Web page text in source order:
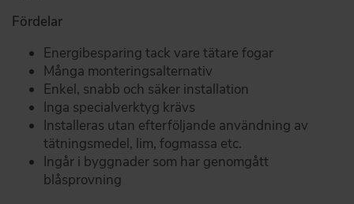
Fördelar
Energibesparing tack vare tätare fogar
Många monteringsalternativ
Enkel, snabb och säker installation
Inga specialverktyg krävs
Installeras utan efterföljande användning av
tätningsmedel, lim, fogmassa etc.
Ingår i byggnader som har genomgått
blåsprovning